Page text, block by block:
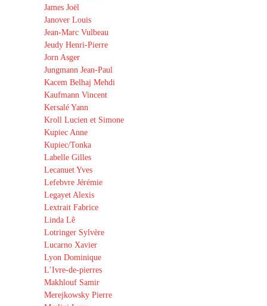
James Joël
Janover Louis
Jean-Marc Vulbeau
Jeudy Henri-Pierre
Jorn Asger
Jungmann Jean-Paul
Kacem Belhaj Mehdi
Kaufmann Vincent
Kersalé Yann
Kroll Lucien et Simone
Kupiec Anne
Kupiec/Tonka
Labelle Gilles
Lecanuet Yves
Lefebvre Jérémie
Legayet Alexis
Lextrait Fabrice
Linda Lê
Lotringer Sylvère
Lucarno Xavier
Lyon Dominique
L’Ivre-de-pierres
Makhlouf Samir
Merejkowsky Pierre